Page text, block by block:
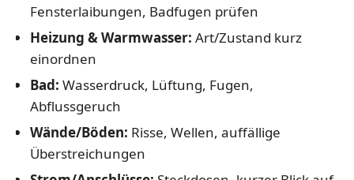
Fensterlaibungen, Badfugen prüfen
Heizung & Warmwasser: Art/Zustand kurz
einordnen
Bad: Wasserdruck, Lüftung, Fugen,
Abflussgeruch
Wände/Böden: Risse, Wellen, auffällige
Überstreichungen